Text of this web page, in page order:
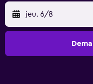
jeu. 6/8